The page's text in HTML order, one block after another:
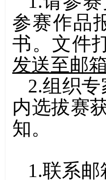
参赛作品
书。文件
发送至邮
2.组织专
内选拔赛
知。
1.联系邮